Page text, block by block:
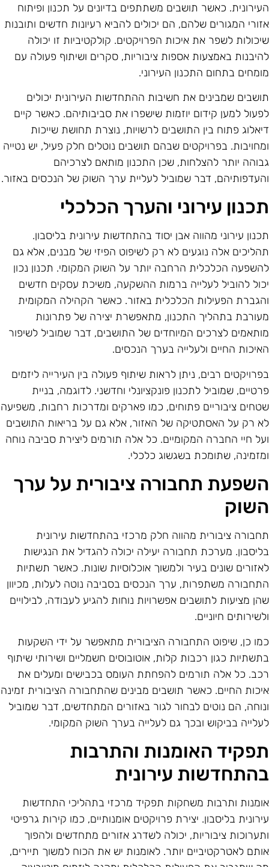
כאשר תושבים משתתפים בדיונים על תכנון ופיתוח
המגורים שלהם, הם יכולים להביא רעיונות חדשים ותובנות
לשפר את איכות הפרויקטים. קולקטיביות זו יכולה
באמצעות אספות ציבוריות, סקרים ושיתוף פעולה עם
בתחום התכנון העירוני.
שמבינים את חשיבות ההתחדשות העירונית יכולים
למען קידום יוזמות שישפרו את סביבותיהם. כאשר קיים
פתוח בין התושבים לרשויות, נוצרת תחושת שייכות
בפרויקטים שבהם תושבים נוטלים חלק פעיל, יש נטייה
יותר להצלחות, שכן התכנון מותאם לצרכיהם
דבר שמוביל לעליית ערך השוק של הנכסים באזור.
עירוני והערך הכלכלי
עירוני מהווה אבן יסוד בהתחדשות עירונית בליסבון.
אלה נוגעים לא רק לשיפוט הפיזי של מבנים, אלא גם
הכלכלית הרחבה יותר על השוק המקומי. תכנון נכון
להוביל לעלייה ברמות ההשקעה, משיכת עסקים חדשים
הפעילות הכלכלית באזור. כאשר הקהילה המקומית
בתהליך התכנון, מתאפשרת יצירה של פתרונות
לצרכים המיוחדים של התושבים, דבר שמוביל לשיפור
החיים ולעלייה בערך הנכסים.
רבים, ניתן לראות שיתוף פעולה בין העירייה ליזמים
שמוביל לתכנון פונקציונלי וחדשני. לדוגמה, בניית
ציבוריים פתוחים, כמו פארקים ומדרכות רחבות, משפיעה
רק על האסתטיקה של האזור, אלא גם על בריאות התושבים
חיי החברה המקומיים. כל אלה תורמים ליצירת סביבה נוחה
שתומכת בשגשוג כלכלי.
תחבורה ציבורית על ערך
ציבורית מהווה חלק מרכזי בהתחדשות עירונית
מערכת תחבורה יעילה יכולה להגדיל את הנגישות
שונים בעיר ולמשוך אוכלוסיות שונות. כאשר תשתיות
משתפרות, ערך הנכסים בסביבה נוטה לעלות, מכיוון
מציעות לתושבים אפשרויות נוחות להגיע לעבודה, לבילויים
חיוניים.
כן, שיפוט התחבורה הציבורית מתאפשר על ידי השקעות
כגון רכבות קלות, אוטובוסים חשמליים ושירותי שיתוף
כל אלה תורמים להפחתת העומס בכבישים ומעלים את
החיים. כאשר תושבים מבינים שהתחבורה הציבורית זמינה
הם נוטים לבחור לגור באזורים המתחדשים, דבר שמוביל
בביקוש ובכך גם לעלייה בערך השוק המקומי.
האומנות והתרבות
עירונית
ותרבות משחקות תפקיד מרכזי בתהליכי התחדשות
בליסבון. יצירת פרויקטים אומנותיים, כמו קירות גרפיטי
ציבוריות, יכולה לשדרג אזורים מתחדשים ולהפוך
לאטרקטיביים יותר. לאומנות יש את הכוח למשוך תיירים,